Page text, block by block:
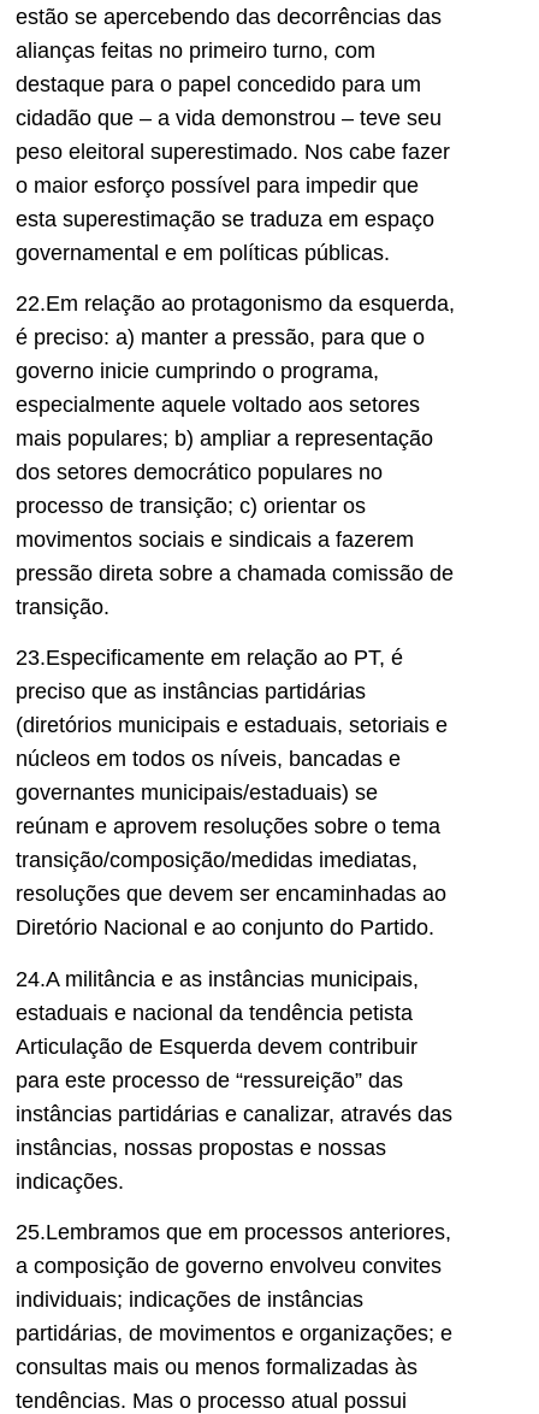
estão se apercebendo das decorrências das
alianças feitas no primeiro turno, com
destaque para o papel concedido para um
cidadão que – a vida demonstrou – teve seu
peso eleitoral superestimado. Nos cabe fazer
o maior esforço possível para impedir que
esta superestimação se traduza em espaço
governamental e em políticas públicas.
22.Em relação ao protagonismo da esquerda,
é preciso: a) manter a pressão, para que o
governo inicie cumprindo o programa,
especialmente aquele voltado aos setores
mais populares; b) ampliar a representação
dos setores democrático populares no
processo de transição; c) orientar os
movimentos sociais e sindicais a fazerem
pressão direta sobre a chamada comissão de
transição.
23.Especificamente em relação ao PT, é
preciso que as instâncias partidárias
(diretórios municipais e estaduais, setoriais e
núcleos em todos os níveis, bancadas e
governantes municipais/estaduais) se
reúnam e aprovem resoluções sobre o tema
transição/composição/medidas imediatas,
resoluções que devem ser encaminhadas ao
Diretório Nacional e ao conjunto do Partido.
24.A militância e as instâncias municipais,
estaduais e nacional da tendência petista
Articulação de Esquerda devem contribuir
para este processo de “ressureição” das
instâncias partidárias e canalizar, através das
instâncias, nossas propostas e nossas
indicações.
25.Lembramos que em processos anteriores,
a composição de governo envolveu convites
individuais; indicações de instâncias
partidárias, de movimentos e organizações; e
consultas mais ou menos formalizadas às
tendências. Mas o processo atual possui